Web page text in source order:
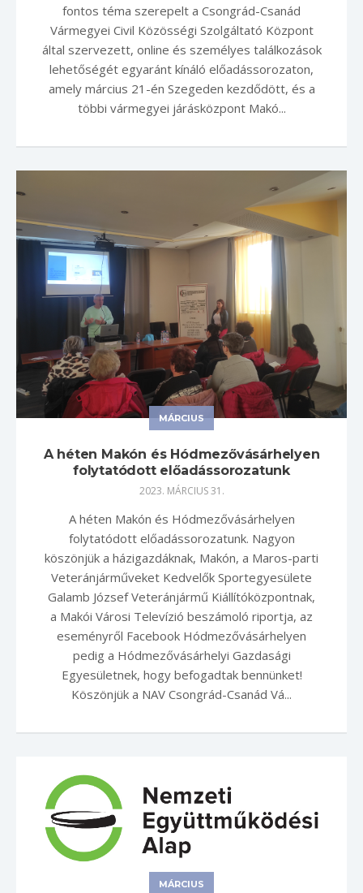
fontos téma szerepelt a Csongrád-Csanád
Vármegyei Civil Közösségi Szolgáltató Központ
által szervezett, online és személyes találkozások
lehetőségét egyaránt kínáló előadássorozaton,
amely március 21-én Szegeden kezdődött, és a
többi vármegyei járásközpont Makó...
MÁRCIUS
A héten Makón és Hódmezővásárhelyen
folytatódott előadássorozatunk
2023. MÁRCIUS 31.
A héten Makón és Hódmezővásárhelyen
folytatódott előadássorozatunk. Nagyon
köszönjük a házigazdáknak, Makón, a Maros-parti
Veteránjárműveket Kedvelők Sportegyesülete
Galamb József Veteránjármű Kiállítóközpontnak,
a Makói Városi Televízió beszámoló riportja, az
eseményről Facebook Hódmezővásárhelyen
pedig a Hódmezővásárhelyi Gazdasági
Egyesületnek, hogy befogadtak bennünket!
Köszönjük a NAV Csongrád-Csanád Vá...
MÁRCIUS